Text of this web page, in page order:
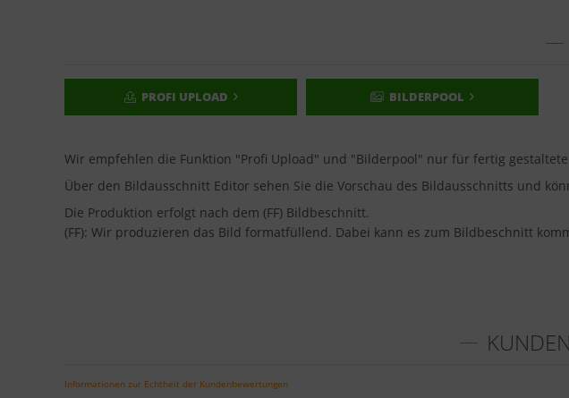
PROFI UPLOAD BILDERPOOL
Wir empfehlen die Funktion "Profi Upload" und "Bilderpool" nur für fertig
Über den Bildausschnitt Editor sehen Sie die Vorschau des Bildausschnitts und
Die Produktion erfolgt nach dem (FF) Bildbeschnitt.
(FF): Wir produzieren das Bild formatfüllend. Dabei kann es zum Bildbeschnitt
Informationen zur Echtheit der Kundenbewertungen